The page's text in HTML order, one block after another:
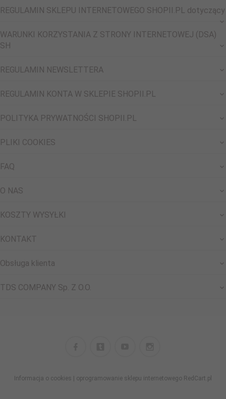
REGULAMIN SKLEPU INTERNETOWEGO SHOPII.PL dotyczący
WARUNKI KORZYSTANIA Z STRONY INTERNETOWEJ (DSA)
SH
REGULAMIN NEWSLETTERA
REGULAMIN KONTA W SKLEPIE SHOPII.PL
POLITYKA PRYWATNOŚCI SHOPII.PL
PLIKI COOKIES
FAQ
O NAS
KOSZTY WYSYŁKI
KONTAKT
Obsługa klienta
TDS COMPANY Sp. Z O.O.
biuro@shopii.pl biuroshopii@gmail.com
Informacja o cookies oprogramowanie sklepu internetowego RedCart.pl